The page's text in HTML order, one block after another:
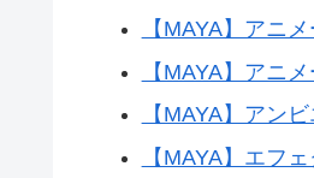
【MAYA】アニ
【MAYA】アニ
【MAYA】アン
【MAYA】エフ